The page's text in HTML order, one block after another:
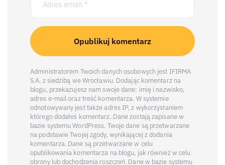
Administratorem Twoich danych osobowych jest IFIRMA
S.A. z siedzibą we Wrocławiu. Dodając komentarz na
blogu, przekazujesz nam swoje dane: imię i nazwisko,
adres e-mail oraz treść komentarza. W systemie
odnotowywany jest także adres IP, z wykorzystaniem
którego dodałeś komentarz. Dane zostają zapisane w
bazie systemu WordPress. Twoje dane są przetwarzane
na podstawie Twojej zgody, wynikającej z dodania
komentarza. Dane są przetwarzane w celu
opublikowania komentarza na blogu, jak również w celu
obrony lub dochodzenia roszczeń. Dane w bazie systemu